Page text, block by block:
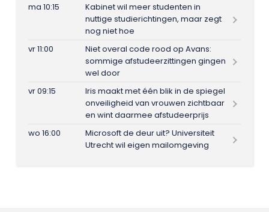
ma 10:15
Kabinet wil meer studenten in
nuttige studierichtingen, maar zegt
nog niet hoe
vr 11:00
Niet overal code rood op Avans:
sommige afstudeerzittingen gingen
wel door
vr 09:15
Iris maakt met één blik in de spiegel
onveiligheid van vrouwen zichtbaar
en wint daarmee afstudeerprijs
wo 16:00
Microsoft de deur uit? Universiteit
Utrecht wil eigen mailomgeving